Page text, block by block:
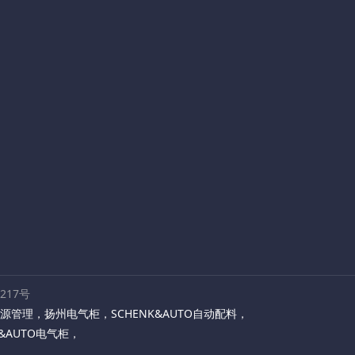
号
管理 ， 扬州电气柜， SCHENK&AUTO自动配料，
电气柜 ，